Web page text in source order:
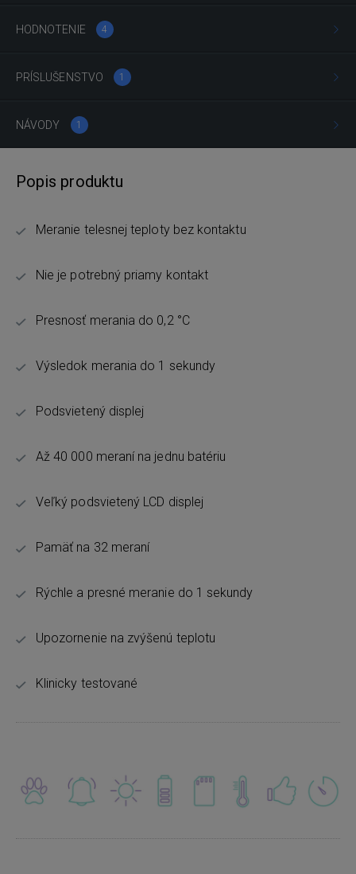
HODNOTENIE 4
PRÍSLUŠENSTVO 1
NÁVODY 1
Popis produktu
Meranie telesnej teploty bez kontaktu
Nie je potrebný priamy kontakt
Presnosť merania do 0,2 °C
Výsledok merania do 1 sekundy
Podsvietený displej
Až 40 000 meraní na jednu batériu
Veľký podsvietený LCD displej
Pamäť na 32 meraní
Rýchle a presné meranie do 1 sekundy
Upozornenie na zvýšenú teplotu
Klinicky testované